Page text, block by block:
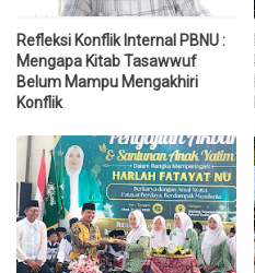
Refleksi Konflik Internal PBNU :
Mengapa Kitab Tasawwuf
Belum Mampu Mengakhiri
Konflik